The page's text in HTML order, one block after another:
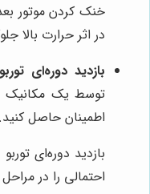
خنک کردن موتور
در اثر حرارت بالا
بازدید دوره‌ای
توسط یک مکانیک
اطمینان حاصل کنید.
بازدید دوره‌ای
احتمالی را در